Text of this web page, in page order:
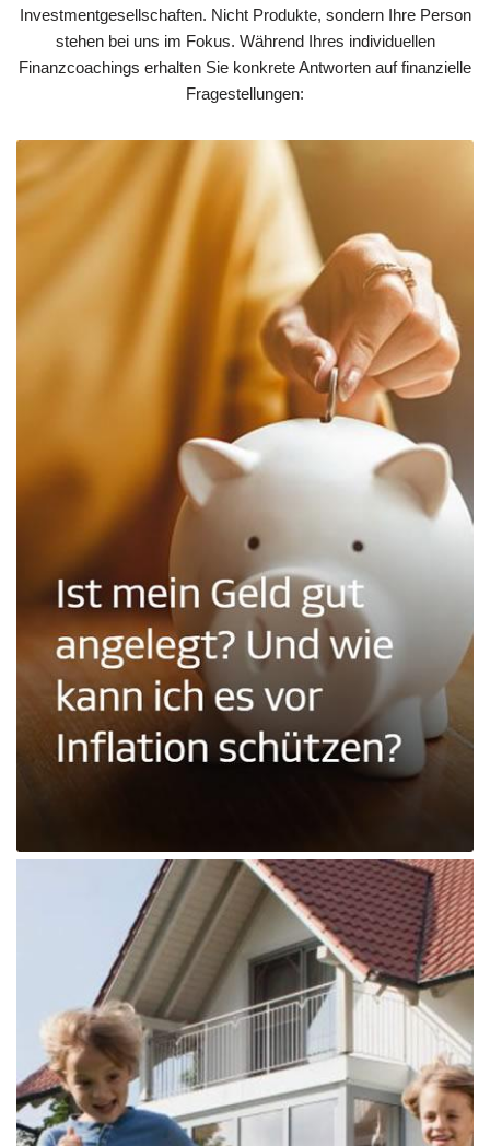
Investmentgesellschaften. Nicht Produkte, sondern Ihre Person
stehen bei uns im Fokus. Während Ihres individuellen
Finanzcoachings erhalten Sie konkrete Antworten auf finanzielle
Fragestellungen: